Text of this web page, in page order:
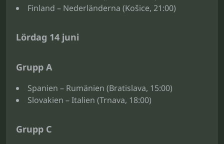
Finland – Nederländerna (Košice, 21:00)
Lördag 14 juni
Grupp A
Spanien – Rumänien (Bratislava, 15:00)
Slovakien – Italien (Trnava, 18:00)
Grupp C